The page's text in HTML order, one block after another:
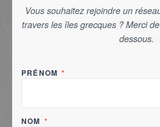
Vous souhaitez rejoindre un
travers les îles grecques ? Merci
dessous.
PRÉNOM *
NOM *